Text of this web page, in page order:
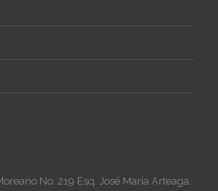
No. 219 Esq. José María Arteaga,